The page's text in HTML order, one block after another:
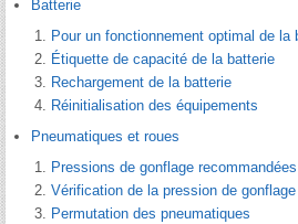
Batterie
Pour un fonctionnement optimal de la
Étiquette de capacité de la batterie
Rechargement de la batterie
Réinitialisation des équipements
Pneumatiques et roues
Pressions de gonflage
Vérification de la pression de
Permutation des pneumatiques